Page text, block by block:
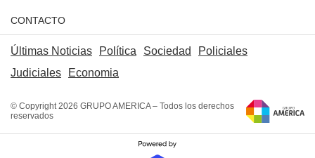
CONTACTO
Últimas Noticias Política Sociedad
Policiales
Judiciales
Economia
© Copyright 2026 GRUPO AMERICA – Todos los derechos
reservados